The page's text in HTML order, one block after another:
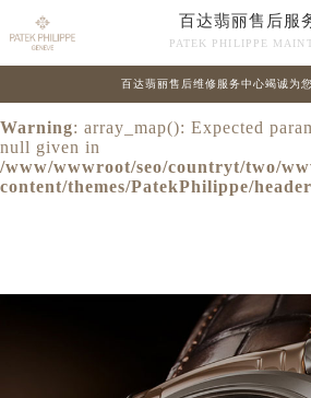
Warning
: extract() expects parameter
given in
/www/wwwroot/seo/countryt/two/
content/themes/PatekPhilippe/
Warning: array_map(): Expected
null given in
/www/wwwroot/seo/countryt/two/
content/themes/PatekPhilippe/
百达翡丽售后服
PATEK PHILIPPE
百达翡丽售后维修服务中心竭诚为您